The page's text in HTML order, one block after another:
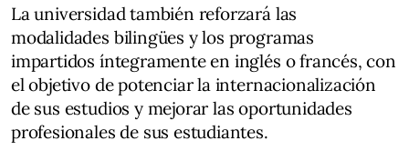
La universidad también reforzará las
modalidades bilingües y los programas
impartidos íntegramente en inglés o francés, con
el objetivo de potenciar la internacionalización
de sus estudios y mejorar las oportunidades
profesionales de sus estudiantes.